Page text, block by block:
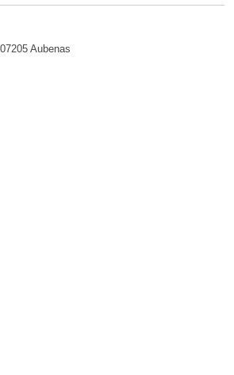
Aubenas